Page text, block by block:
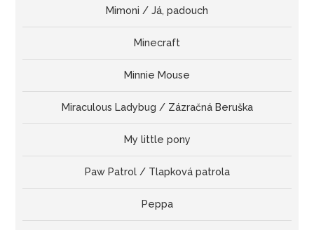
Mimoni / Já, padouch
Minecraft
Minnie Mouse
Miraculous Ladybug / Zázračná Beruška
My little pony
Paw Patrol / Tlapková patrola
Peppa